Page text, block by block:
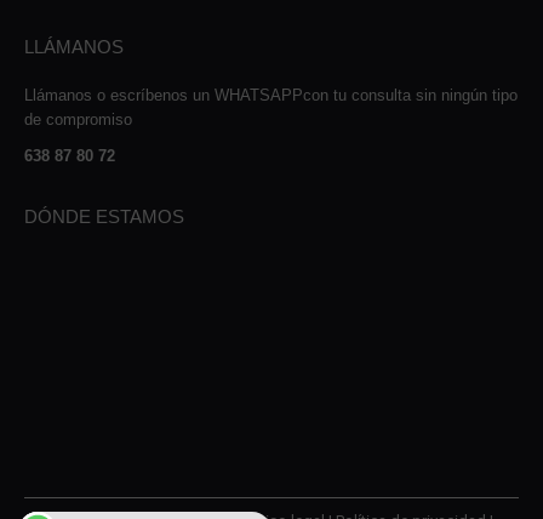
LLÁMANOS
Llámanos o escríbenos un WHATSAPPcon tu consulta sin ningún tipo
de compromiso
638 87 80 72
DÓNDE ESTAMOS